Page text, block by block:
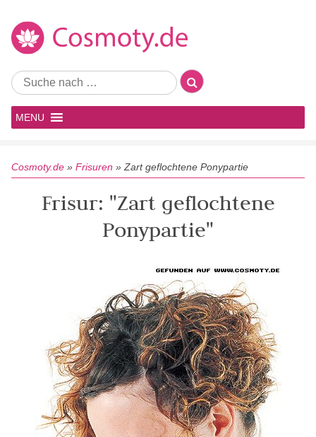
MENU
Cosmoty.de » Frisuren » Zart geflochtene Ponypartie
Frisur: "Zart geflochtene
Ponypartie"